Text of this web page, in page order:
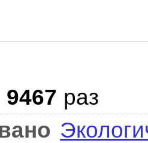
9467 раз